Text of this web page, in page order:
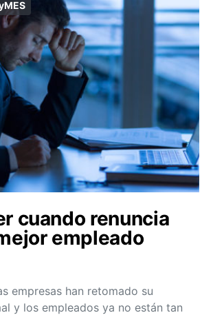
cuando renuncia
empleado
empresas han retomado su
y los empleados ya no están tan